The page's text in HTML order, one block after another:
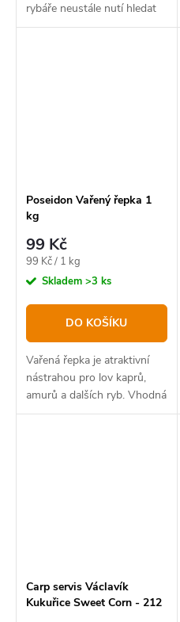
rybáře neustále nutí hledat
nové způsoby, jak oklamat
Poseidon Vařený řepka 1
kg
99 Kč
Měrná
cena:
99 Kč / 1 kg
Skladem >3 ks
DO KOŠÍKU
Vařená řepka je atraktivní
nástrahou pro lov kaprů,
amurů a dalších ryb. Vhodná
je pro použití do vnadících
Carp servis Václavík
Kukuřice Sweet Corn - 212